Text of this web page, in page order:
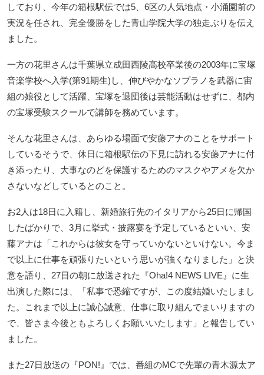
しており、今年の箱根駅伝では5、6区の人気地点・小涌園前の
実況を任され、完全優勝をした青山学院大学の独走ぶりを伝え
ました。
一方の花里さんは千葉県立成田西陵高校卒業後の2003年に宝塚
音楽学校へ入学(第91期生)し、伸びやかなソプラノを武器に宙
組の娘役として活躍、宝塚を退団後は芸能活動はせずに、都内
の宝塚受験スクールで講師を務めています。
そんな花里さんは、あらゆる場面で安藤アナのことをサポート
しているそうで、休日に箱根駅伝の下見に訪れる安藤アナに付
き添ったり、大事なのどを保護するためのマスクやアメを欠か
さないなどしているとのこと。
お2人は18日に入籍し、新婚旅行先のイタリアから25日に帰国
したばかりで、3月に挙式・披露宴を予定しているといい、安
藤アナは「これからは彼女を守っていかないといけない。今ま
で以上に仕事を頑張りたいという思いが強くなりました」と決
意を語り、27日の朝に放送された『Oha!4 NEWS LIVE』に生
出演した際には、「私事で恐縮ですが、この度結婚いたしまし
た。これまで以上に誠心誠意、仕事に取り組んでまいりますの
で、皆さま今後ともよろしくお願いいたします」と報告してい
ました。
また27日放送の『PON!』では、番組のMCで先輩の青木源太ア